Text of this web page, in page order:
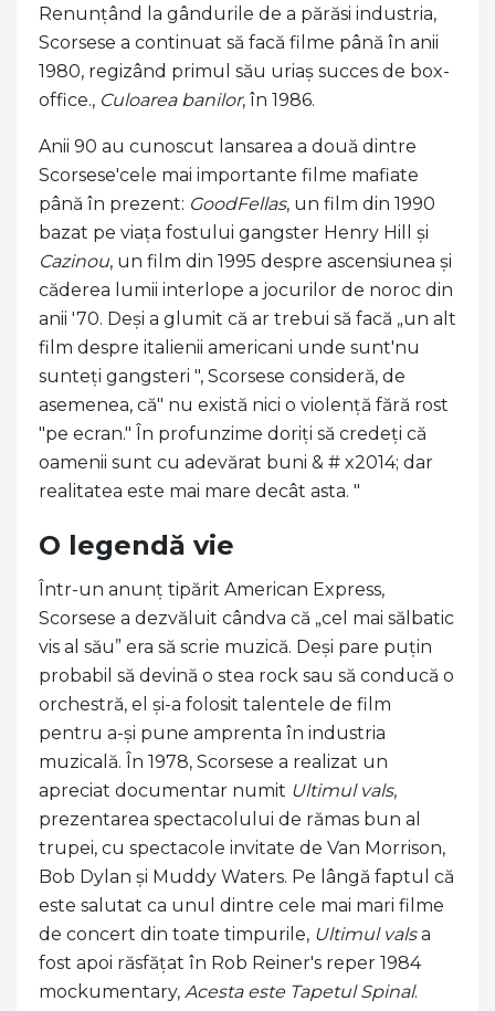
Renunțând la gândurile de a părăsi industria,
Scorsese a continuat să facă filme până în anii
1980, regizând primul său uriaș succes de box-
office., Culoarea banilor, în 1986.
Anii 90 au cunoscut lansarea a două dintre
Scorsese'cele mai importante filme mafiate
până în prezent: GoodFellas, un film din 1990
bazat pe viața fostului gangster Henry Hill și
Cazinou, un film din 1995 despre ascensiunea și
căderea lumii interlope a jocurilor de noroc din
anii '70. Deși a glumit că ar trebui să facă „un alt
film despre italienii americani unde sunt'nu
sunteți gangsteri ", Scorsese consideră, de
asemenea, că" nu există nici o violență fără rost
"pe ecran." În profunzime doriți să credeți că
oamenii sunt cu adevărat buni & # x2014; dar
realitatea este mai mare decât asta. "
O legendă vie
Într-un anunț tipărit American Express,
Scorsese a dezvăluit cândva că „cel mai sălbatic
vis al său” era să scrie muzică. Deși pare puțin
probabil să devină o stea rock sau să conducă o
orchestră, el și-a folosit talentele de film
pentru a-și pune amprenta în industria
muzicală. În 1978, Scorsese a realizat un
apreciat documentar numit Ultimul vals,
prezentarea spectacolului de rămas bun al
trupei, cu spectacole invitate de Van Morrison,
Bob Dylan și Muddy Waters. Pe lângă faptul că
este salutat ca unul dintre cele mai mari filme
de concert din toate timpurile, Ultimul valsa
fost apoi răsfățat în Rob Reiner's reper 1984
mockumentary, Acesta este Tapetul Spinal.